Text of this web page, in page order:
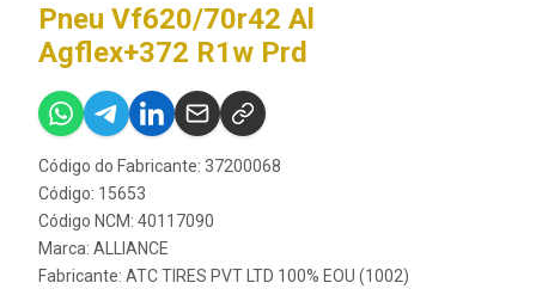
Pneu Vf620/70r42 Al
Agflex+372 R1w Prd
Código do Fabricante: 37200068
Código: 15653
Código NCM: 40117090
Marca: ALLIANCE
Fabricante: ATC TIRES PVT LTD 100% EOU (1002)